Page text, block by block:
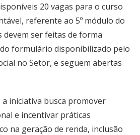
20 vagas para o curso
referente ao 5º módulo do
devem ser feitas de forma
formulário disponibilizado pelo
no Setor, e seguem abertas
a iniciativa busca promover
e incentivar práticas
na geração de renda, inclusão